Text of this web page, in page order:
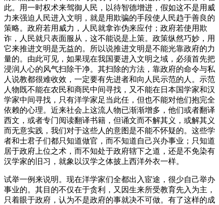
此。用一时权术来驾御人民，以待智德增进，假如这不是用威
力来强迫人民进入文明，就是用欺骗的手段使人民趋于善良的
策略。政府若用威力，人民就拿诈伪来应付；政府若使用欺
诈，人民就只表面服从，这不能说是上策。政策纵然巧妙，用
它来推进文明是无益的。所以说推进文明是不能光靠政府的力
量的。由此可见，如果现在我国要进入文明之域，必须首先把
浸润人心的风气扫除干净。其扫除的方法，靠政府的命令与私
人说教都很难收效，一定要有先进者和向人民示范的人。示范
人物既不能在农民和商民中间寻找，又不能在日本国学家和汉
学家中间寻找，只有洋学家足当此任，但也不能对他们抱完全
依赖的心理。近来社会上这流人物已渐渐增多，他们或者翻译
西文，或者专门阅读翻译书籍，但诵文而不解其义，或解其义
而无意实践，我们对于这些人的意图是不能不怀疑的。这些学
者和士君子们都只知道做官，而不知道自己兴办事业；只知道
居于政府上位之术，而不知处于政府辖下之道，还是不免染有
汉学家的旧习，就象以汉学之体披上西洋外衣一样。
试举一例来说明。现在洋学家们全都出入宦途，很少自己举办
事业的。其目的不仅在于贪利，又因生来所受教育先入为主，
只着眼于政府，认为不是政府的事就决不可做。有了这样的成